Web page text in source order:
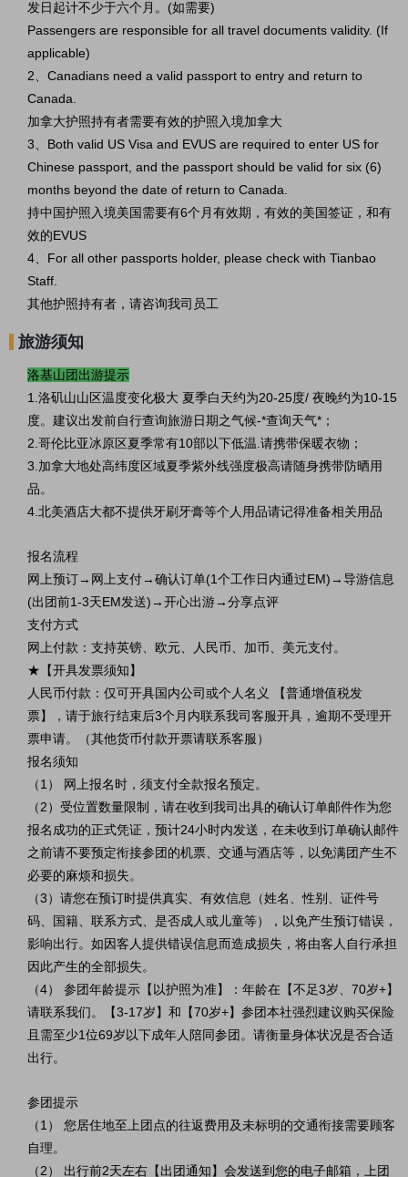
发日起计不少于六个月。(如需要)
Passengers are responsible for all travel documents validity. (If
applicable)
2、Canadians need a valid passport to entry and return to
Canada.
加拿大护照持有者需要有效的护照入境加拿大
3、Both valid US Visa and EVUS are required to enter US for
Chinese passport, and the passport should be valid for six (6)
months beyond the date of return to Canada.
持中国护照入境美国需要有6个月有效期，有效的美国签证，和有
效的EVUS
4、For all other passports holder, please check with Tianbao
Staff.
其他护照持有者，请咨询我司员工
旅游须知
洛基山团出游提示
1.洛矶山山区温度变化极大 夏季白天约为20-25度/ 夜晚约为10-15
度。建议出发前自行查询旅游日期之气候-*查询天气*；
2.哥伦比亚冰原区夏季常有10部以下低温.请携带保暖衣物；
3.加拿大地处高纬度区域夏季紫外线强度极高请随身携带防晒用
品。
4.北美酒店大都不提供牙刷牙膏等个人用品请记得准备相关用品
报名流程
网上预订→网上支付→确认订单(1个工作日内通过EM)→导游信息
(出团前1-3天EM发送)→开心出游→分享点评
支付方式
网上付款：支持英镑、欧元、人民币、加币、美元支付。
★【开具发票须知】
人民币付款：仅可开具国内公司或个人名义 【普通增值税发
票】，请于旅行结束后3个月内联系我司客服开具，逾期不受理开
票申请。（其他货币付款开票请联系客服）
报名须知
（1） 网上报名时，须支付全款报名预定。
（2）受位置数量限制，请在收到我司出具的确认订单邮件作为您
报名成功的正式凭证，预计24小时内发送，在未收到订单确认邮件
之前请不要预定衔接参团的机票、交通与酒店等，以免满团产生不
必要的麻烦和损失。
（3）请您在预订时提供真实、有效信息（姓名、性别、证件号
码、国籍、联系方式、是否成人或儿童等），以免产生预订错误，
影响出行。如因客人提供错误信息而造成损失，将由客人自行承担
因此产生的全部损失。
（4） 参团年龄提示【以护照为准】：年龄在【不足3岁、70岁+】
请联系我们。【3-17岁】和【70岁+】参团本社强烈建议购买保险
且需至少1位69岁以下成年人陪同参团。请衡量身体状况是否合适
出行。
参团提示
（1） 您居住地至上团点的往返费用及未标明的交通衔接需要顾客
自理。
（2） 出行前2天左右【出团通知】会发送到您的电子邮箱，上团